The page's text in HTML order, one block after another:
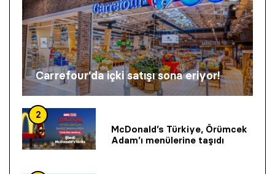
Carrefour’da içki satışı sona eriyor!
2
McDonald’s Türkiye, Örümcek
Adam’ı menülerine taşıdı